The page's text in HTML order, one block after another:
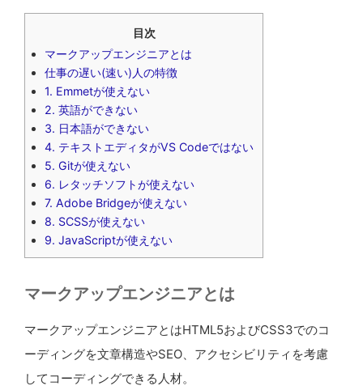
目次
マークアップエンジニアとは
仕事の遅い(速い)人の特徴
1. Emmetが使えない
2. 英語ができない
3. 日本語ができない
4. テキストエディタがVS Codeではない
5. Gitが使えない
6. レタッチソフトが使えない
7. Adobe Bridgeが使えない
8. SCSSが使えない
9. JavaScriptが使えない
マークアップエンジニアとは
マークアップエンジニアとはHTML5およびCSS3でのコ
ーディングを文章構造やSEO、アクセシビリティを考慮
してコーディングできる人材。